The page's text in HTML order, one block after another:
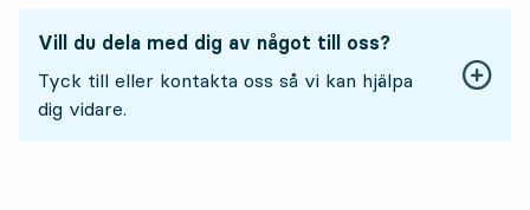
Vill du dela med dig av något till oss?
Tyck till eller kontakta oss så vi kan hjälpa
dig vidare.